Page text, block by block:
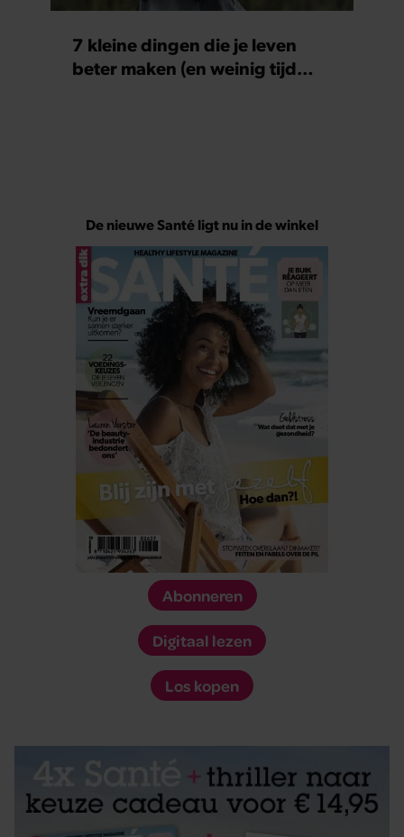
7 kleine dingen die je leven
beter maken (en weinig tijd
De nieuwe Santé ligt nu in de winkel
Abonneren
Digitaal lezen
Los kopen